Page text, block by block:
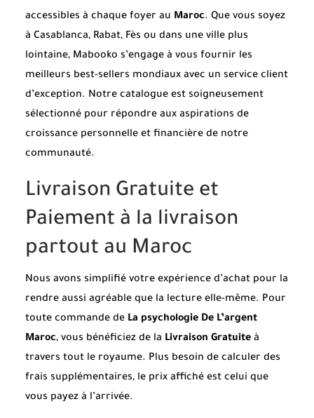
accessibles à chaque foyer au Maroc. Que vous soyez
à Casablanca, Rabat, Fès ou dans une ville plus
lointaine, Mabooko s’engage à vous fournir les
meilleurs best-sellers mondiaux avec un service client
d’exception. Notre catalogue est soigneusement
sélectionné pour répondre aux aspirations de
croissance personnelle et financière de notre
communauté.
Livraison Gratuite et
Paiement à la livraison
partout au Maroc
Nous avons simplifié votre expérience d’achat pour la
rendre aussi agréable que la lecture elle-même. Pour
toute commande de La psychologie De L’argent
Maroc, vous bénéficiez de la Livraison Gratuite à
travers tout le royaume. Plus besoin de calculer des
frais supplémentaires, le prix affiché est celui que
vous payez à l’arrivée.